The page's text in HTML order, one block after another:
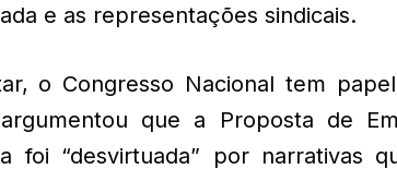
e as representações sindicais.
o Congresso Nacional tem
que a Proposta de
foi “desvirtuada” por narrativas